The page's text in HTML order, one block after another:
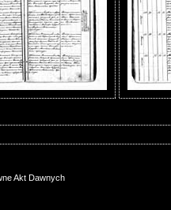
Akt Dawnych